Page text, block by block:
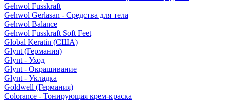
Gehwol Fusskraft
Gehwol Gerlasan - Средства для тела
Gehwol Balance
Gehwol Fusskraft Soft Feet
Global Keratin (США)
Glynt (Германия)
Glynt - Уход
Glynt - Окрашивание
Glynt - Укладка
Goldwell (Германия)
Colorance - Тонирующая крем-краска